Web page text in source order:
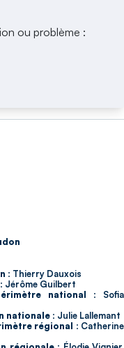
ou problème :
: Thierry Dauxois
Jérôme Guilbert
national : Sofia
nationale : Julie Lallemant
régional : Catherine